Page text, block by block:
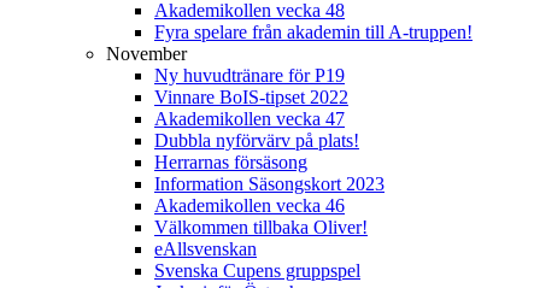
Akademikollen vecka 48
Fyra spelare från akademin till A-truppen!
November
Ny huvudtränare för P19
Vinnare BoIS-tipset 2022
Akademikollen vecka 47
Dubbla nyförvärv på plats!
Herrarnas försäsong
Information Säsongskort 2023
Akademikollen vecka 46
Välkommen tillbaka Oliver!
eAllsvenskan
Svenska Cupens gruppspel